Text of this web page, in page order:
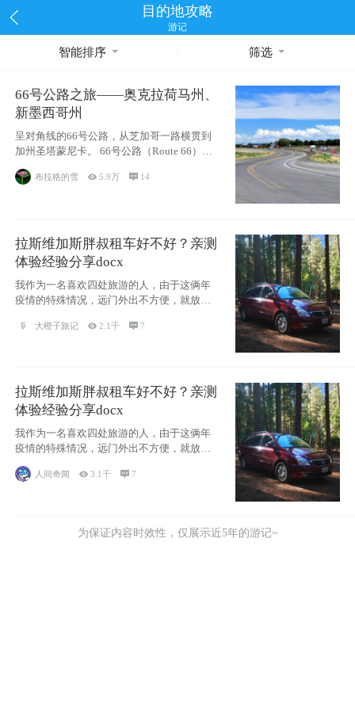
目的地攻略
游记
智能排序 筛选
66号公路之旅——奥克拉荷马州、
新墨西哥州
呈对角线的66号公路，从芝加哥一路横贯到
加州圣塔蒙尼卡。 66号公路（Route 66），
被美国人
布拉格的雪  5.9万  14
拉斯维加斯胖叔租车好不好？亲测
体验经验分享docx
我作为一名喜欢四处旅游的人，由于这俩年
疫情的特殊情况，远门外出不方便，就放弃
大橙子旅记 2.1千 7
拉斯维加斯胖叔租车好不好？亲测
体验经验分享docx
我作为一名喜欢四处旅游的人，由于这俩年
疫情的特殊情况，远门外出不方便，就放弃
了去美国
人间奇闻 3.1千 7
为保证内容时效性，仅展示近5年的游记~